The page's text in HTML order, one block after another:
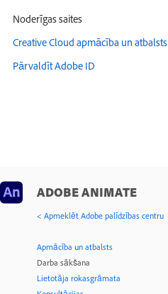
Noderīgas saites
Creative Cloud apmācība un atbalsts
Pārvaldīt Adobe ID
ADOBE ANIMATE
< Apmeklēt Adobe palīdzības centru
Apmācība un atbalsts
Darba sākšana
Lietotāja rokasgrāmata